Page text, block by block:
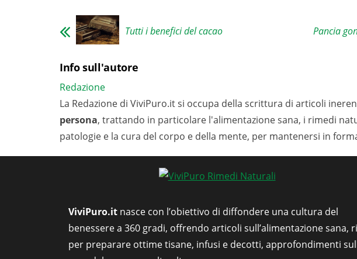
Tutti i benefici del cacao Pancia
Info sull'autore
Redazione
La Redazione di ViviPuro.it si occupa della scrittura di articoli
persona, trattando in particolare l'alimentazione sana, i rimedi
patologie e la cura del corpo e della mente, per mantenersi in
ViviPuro.it nasce con l’obiettivo di diffondere una cultura del
benessere a 360 gradi, offrendo articoli sull’alimentazione sana,
per preparare ottime tisane, infusi e decotti, approfondimenti